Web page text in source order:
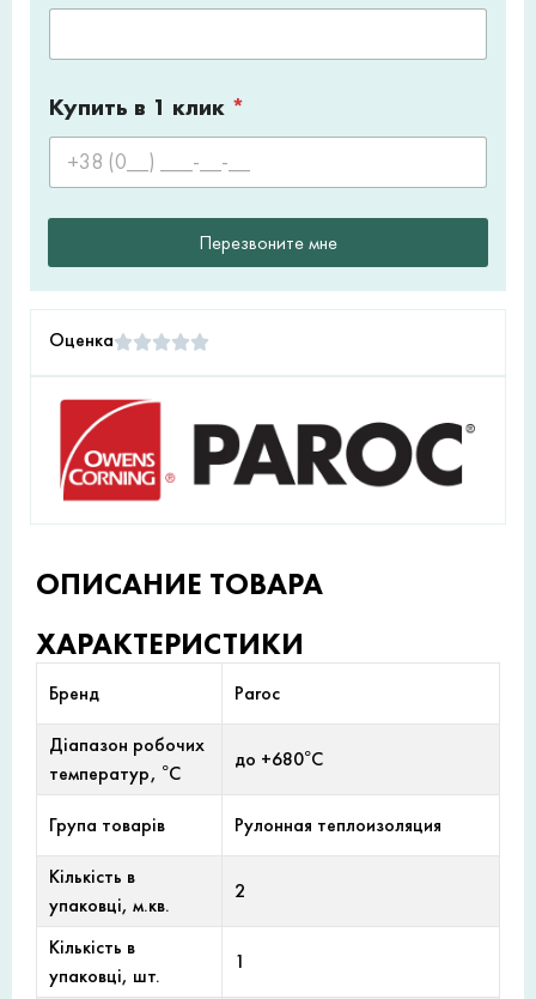
Купить в 1 клик *
Перезвоните мне
Оценка
ОПИСАНИЕ ТОВАРА
ХАРАКТЕРИСТИКИ
Бренд Paroc
Діапазон робочих
температур, °С
до +680°С
Група товарів Рулонная теплоизоляция
Кількість в
упаковці, м.кв.
2
Кількість в
упаковці, шт.
1